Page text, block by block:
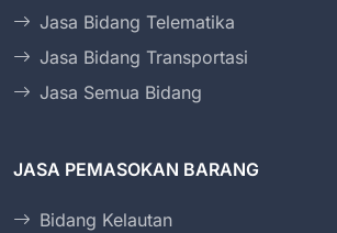
Jasa Bidang Telematika
Jasa Bidang Transportasi
Jasa Semua Bidang
JASA PEMASOKAN BARANG
Bidang Kelautan